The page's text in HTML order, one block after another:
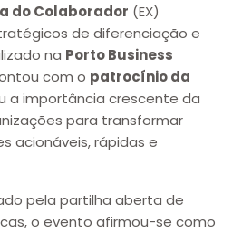
do Colaborador (EX)
de diferenciação e
na Porto Business
com o patrocínio da
a importância crescente da
para transformar
acionáveis, rápidas e
pela partilha aberta de
o evento afirmou-se como